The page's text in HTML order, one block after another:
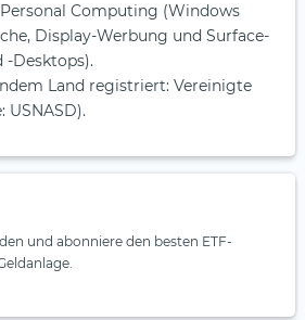
Personal Computing (Windows
Display-Werbung und Surface-
-Desktops).
Land registriert: Vereinigte
USNASD).
und abonniere den besten ETF-